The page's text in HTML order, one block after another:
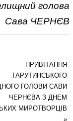
голова
Сава ЧЕРНЄВ
ПРИВІТАННЯ
ТАРУТИНСЬКОГО
ГОЛОВИ САВИ
ЧЕРНЄВА З ДНЕМ
МИРОТВОРЦІВ
»